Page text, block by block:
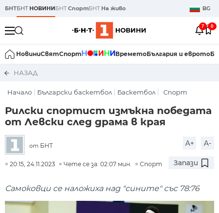
БНТБНТ НОВИНИБНТСпортБНТ На живо BG
7 0
НовиниСвятСпорт ВреметоБългария и еврото
НАЗАД
Начало Български баскетбол Баскетбол Спорт
Рилски спортист измъкна победата
от Левски след драма в края
от БНТ A+ A-
20:15, 24.11.2023 Чете се за: 02:07 мин. Спорт Запази
Самоковци се наложиха над "сините" със 78:76